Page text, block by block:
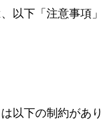
以下「注意事項」
以下の制約があり